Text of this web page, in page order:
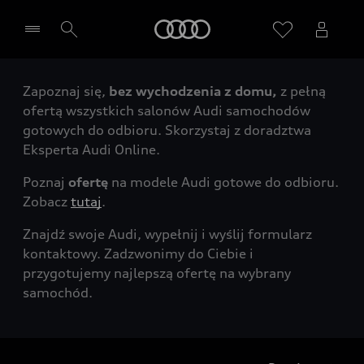
Wybierz Twojego Partnera Audi
Zapoznaj się, bez wychodzenia z domu, z pełną
ofertą wszystkich salonów Audi samochodów
gotowych do odbioru. Skorzystaj z doradztwa
Eksperta Audi Online.
Poznaj ofertę na modele Audi gotowe do odbioru.
Zobacz tutaj.
Znajdź swoje Audi, wypełnij i wyślij formularz
kontaktowy. Zadzwonimy do Ciebie i
przygotujemy najlepszą ofertę na wybrany
samochód.